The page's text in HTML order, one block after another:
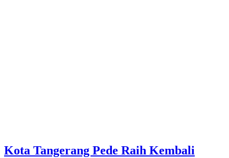
Kota Tangerang Pede Raih Kembali